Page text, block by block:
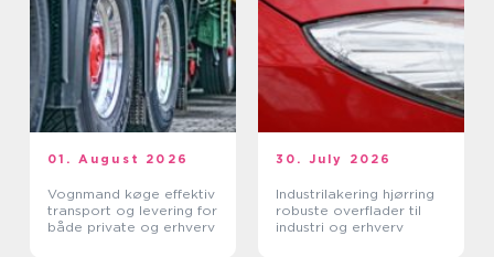
01. August 2026
Vognmand køge effektiv
transport og levering for
både private og erhverv
30. July 2026
Industrilakering hjørring
robuste overflader til
industri og erhverv